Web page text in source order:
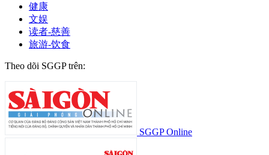
健康
文娱
读者-慈善
旅游-饮食
Theo dõi SGGP trên:
SGGP Online